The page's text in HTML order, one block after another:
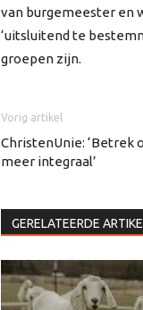
van burgemeester en
‘uitsluitend te
groepen zijn.
Vorig artikel
ChristenUnie: ‘Betrek
meer integraal’
GERELATEERDE